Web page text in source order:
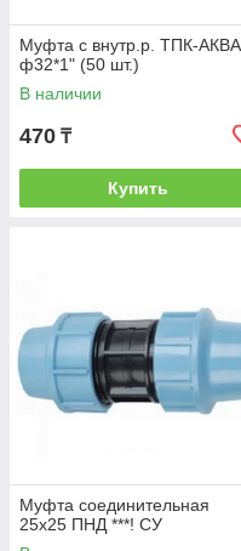
Муфта с внутр.р. ТПК-АКВА
ф32*1" (50 шт.)
В наличии
470 ₸
Купить
Муфта соединительная
25х25 ПНД ***! СУ